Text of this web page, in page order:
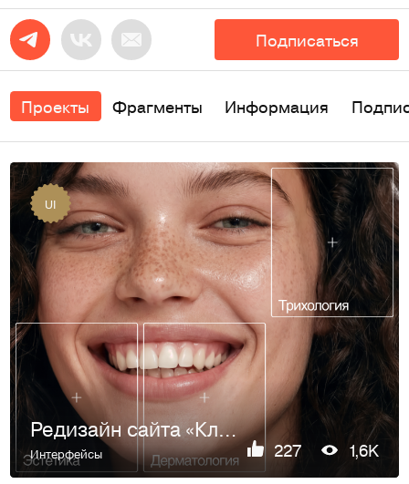
Подписаться
Проекты Фрагменты Информация
UI
Редизайн сайта «Клиники медицины кожи»
Интерфейсы 227 1,6K